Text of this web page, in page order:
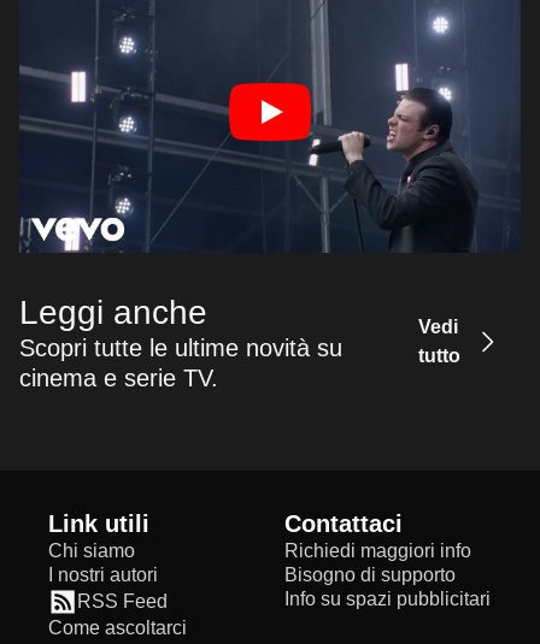
Leggi anche
Scopri tutte le ultime novità su
cinema e serie TV.
Vedi
tutto
Link utili
Chi siamo
I nostri autori
RSS Feed
Come ascoltarci
Contattaci
Richiedi maggiori info
Bisogno di supporto
Info su spazi pubblicitari